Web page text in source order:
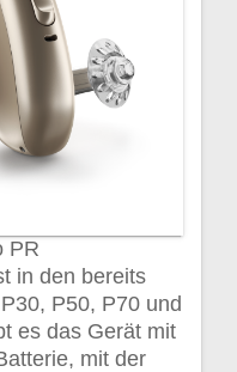
PR
in den bereits
P50, P70 und
es das Gerät mit
mit der